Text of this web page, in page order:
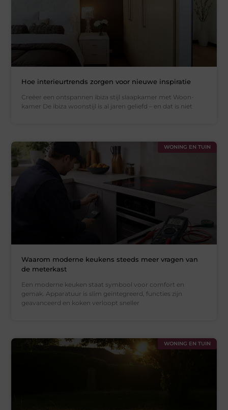
Hoe interieurtrends zorgen voor nieuwe inspiratie
Creëer een ontspannen ibiza stijl slaapkamer met Woon-
kamer De ibiza woonstijl is al jaren geliefd – en dat is niet
WONING EN TUIN
Waarom moderne keukens steeds meer vragen van
de meterkast
Een moderne keuken staat symbool voor comfort en
gemak. Apparatuur is slim geïntegreerd, functies zijn
geavanceerd en koken verloopt sneller
WONING EN TUIN